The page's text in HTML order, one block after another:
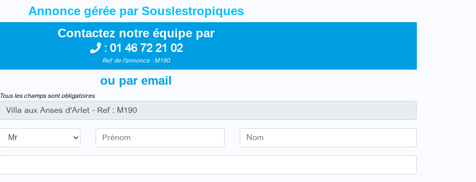
Annonce gérée par Souslestropiques
Contactez notre équipe par
: 01 46 72 21 02
Ref de l'annonce : M190
ou par email
Tous les champs sont obligatoires